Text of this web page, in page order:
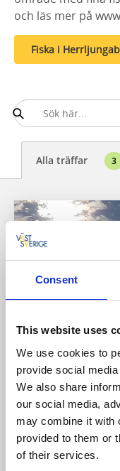
Consent
This website uses
We use cookies to
provide social
We also share
our social media,
may combine it with
provided to them or
of their services.
och läs mer på
Fiska i
Alla träffar 3
Paddla Aktiviteter
Hyra båt och
Upptäck sjöar och
en båt eller kanot